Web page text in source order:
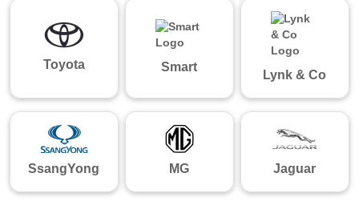
Toyota Smart
Lynk & Co
SsangYong MG Jaguar